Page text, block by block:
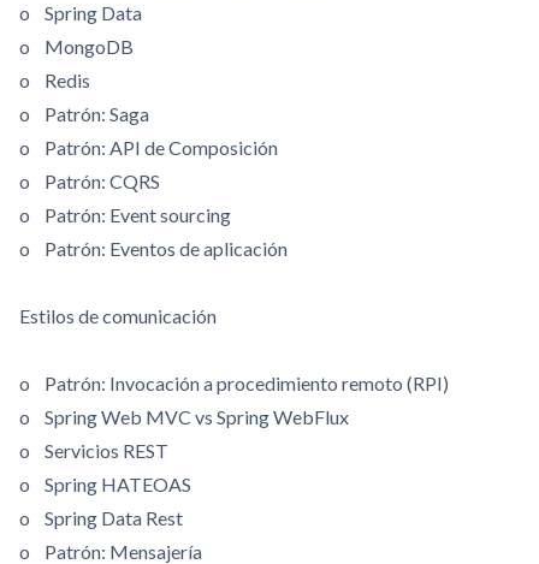
o Spring Data
o MongoDB
o Redis
o Patrón: Saga
o Patrón: API de Composición
o Patrón: CQRS
o Patrón: Event sourcing
o Patrón: Eventos de aplicación
Estilos de comunicación
o Patrón: Invocación a procedimiento remoto (RPI)
o Spring Web MVC vs Spring WebFlux
o Servicios REST
o Spring HATEOAS
o Spring Data Rest
o Patrón: Mensajería